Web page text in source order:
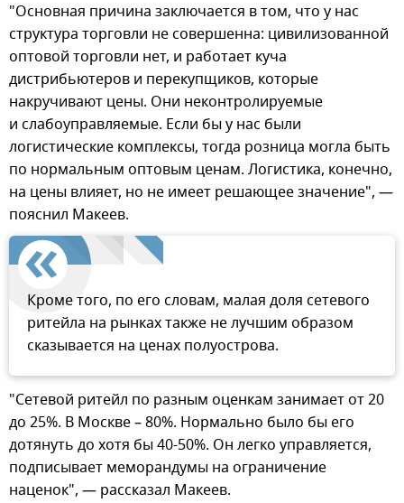
"Основная причина заключается в том, что у нас
структура торговли не совершенна: цивилизованной
оптовой торговли нет, и работает куча
дистрибьютеров и перекупщиков, которые
накручивают цены. Они неконтролируемые
и слабоуправляемые. Если бы у нас были
логистические комплексы, тогда розница могла быть
по нормальным оптовым ценам. Логистика, конечно,
на цены влияет, но не имеет решающее значение", —
пояснил Макеев.
Кроме того, по его словам, малая доля сетевого
ритейла на рынках также не лучшим образом
сказывается на ценах полуострова.
"Сетевой ритейл по разным оценкам занимает от 20
до 25%. В Москве – 80%. Нормально было бы его
дотянуть до хотя бы 40-50%. Он легко управляется,
подписывает меморандумы на ограничение
наценок", — рассказал Макеев.